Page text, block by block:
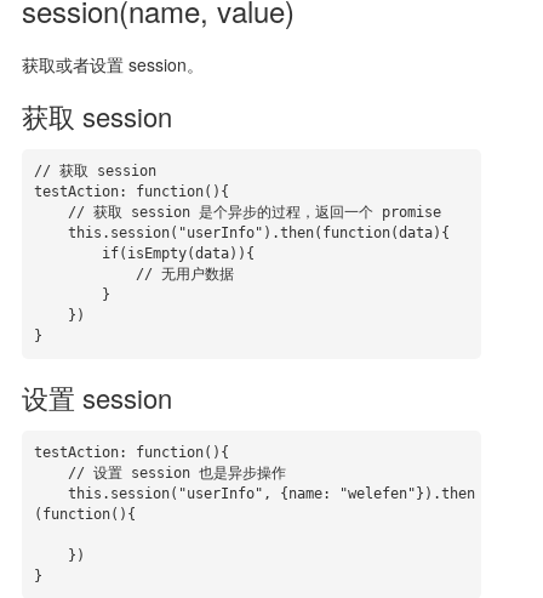
session(name, value)
获取或者设置 session。
获取 session
// 获取 session
testAction: function(){
}
设置 session
testAction: function(){
(function(){
}